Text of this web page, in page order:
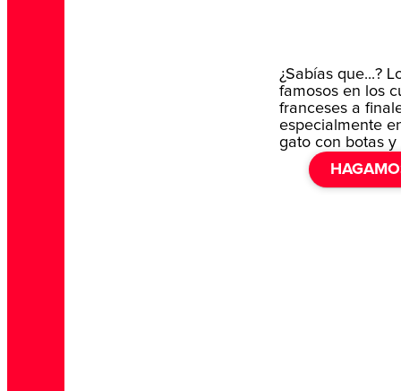
¿Sabías que...?
famosos en los
franceses a
especialmente
gato con botas